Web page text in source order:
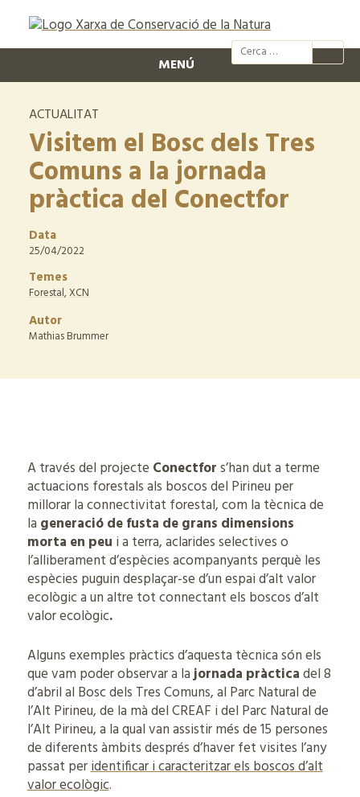
@xcn.cat
MENÚ
ACTUALITAT
Visitem el Bosc dels Tres
Comuns a la jornada
pràctica del Conectfor
Data
25/04/2022
Temes
Forestal,XCN
Autor
Mathias Brummer
A través del projecte Conectfors’han dut a terme
actuacions forestals als boscos del Pirineu per
millorar la connectivitat forestal, com la tècnica de
la generació de fusta de grans dimensions
morta en peu i a terra, aclarides selectives o
l’alliberament d’espècies acompanyants perquè les
espècies puguin desplaçar-se d’un espai d’alt valor
ecològic a un altre tot connectant els boscos d’alt
valor ecològic.
Alguns exemples pràctics d’aquesta tècnica són els
que vam poder observar a lajornada pràcticadel 8
d’abril al Bosc dels Tres Comuns, al Parc Natural de
l’Alt Pirineu, de la mà del CREAF i del Parc Natural de
l’Alt Pirineu, a la qual van assistir més de 15 persones
de diferents àmbits després d’haver fet visites l’any
passat peridentificar i caracteritzar els boscos d’alt
valor ecològic.